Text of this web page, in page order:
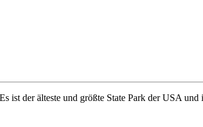
ist der älteste und größte State Park der USA und